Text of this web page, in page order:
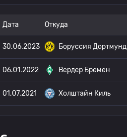
Дата Откуда
30.06.2023 Боруссия Дортмунд
06.01.2022 Вердер Бремен
01.07.2021 Холштайн Киль